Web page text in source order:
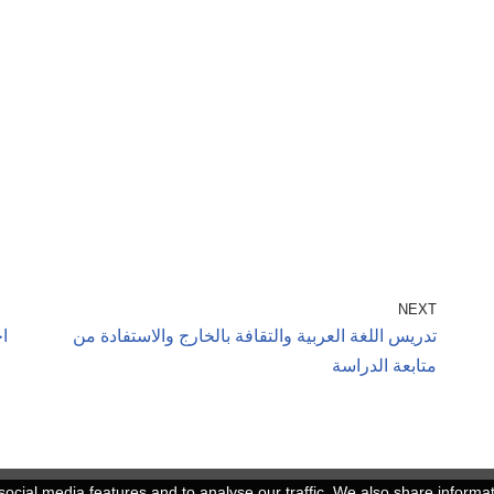
NEXT
تدريس اللغة العربية والتقافة بالخارج والاستفادة من
متابعة الدراسة